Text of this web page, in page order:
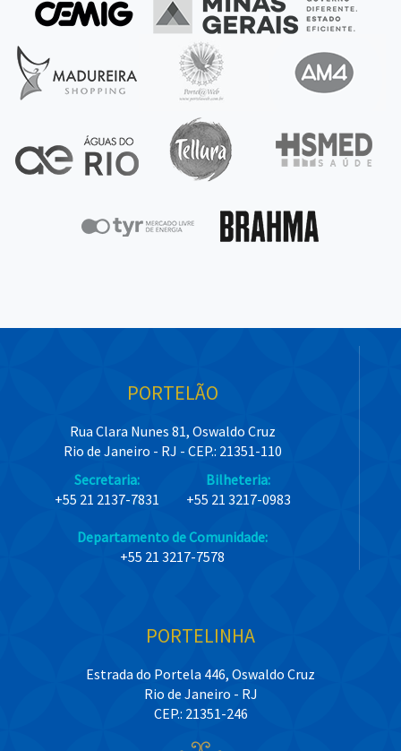
PORTELÃO
Rua Clara Nunes 81, Oswaldo Cruz
Rio de Janeiro - RJ - CEP.: 21351-110
Secretaria:
+55 21 2137-7831
Bilheteria:
+55 21 3217-0983
Departamento de Comunidade:
+55 21 3217-7578
PORTELINHA
Estrada do Portela 446, Oswaldo Cruz
Rio de Janeiro - RJ
CEP.: 21351-246